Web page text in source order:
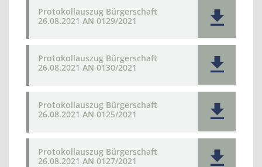
Protokollauszug Bürgerschaft
26.08.2021 AN 0129/2021
Protokollauszug Bürgerschaft
26.08.2021 AN 0130/2021
Protokollauszug Bürgerschaft
26.08.2021 AN 0125/2021
Protokollauszug Bürgerschaft
26.08.2021 AN 0127/2021